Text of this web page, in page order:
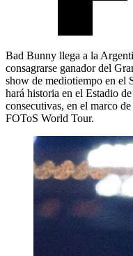
Bad Bunny llega a la
consagrarse ganador del
show de mediotiempo en el
hará historia en el Estadio
consecutivas, en el marco
FOToS World Tour.